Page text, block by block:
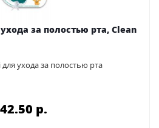
за полостью рта, Clean
ухода за полостью рта
42.50 p.